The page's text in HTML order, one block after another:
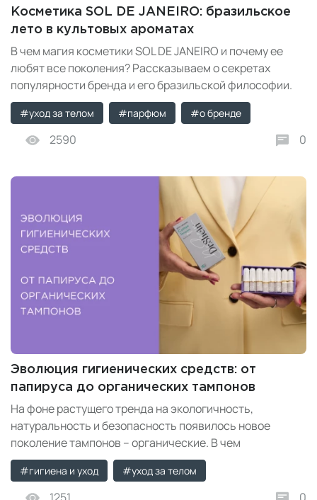
Косметика SOL DE JANEIRO: бразильское
лето в культовых ароматах
В чем магия косметики SOL DE JANEIRO и почему ее
любят все поколения? Рассказываем о секретах
популярности бренда и его бразильской философии.
#уход за телом #парфюм #о бренде
2590 0
Эволюция гигиенических средств: от
папируса до органических тампонов
На фоне растущего тренда на экологичность,
натуральность и безопасность появилось новое
поколение тампонов – органические. В чем
преимущество органического хлопка и как выбрать
гигиенические средства – рассказываем в статье.
#гигиена и уход #уход за телом
1251 0